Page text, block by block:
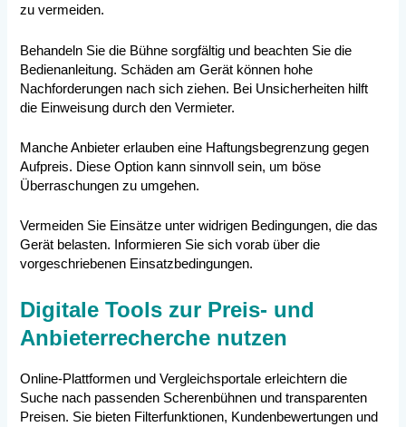
zu vermeiden.
Behandeln Sie die Bühne sorgfältig und beachten Sie die
Bedienanleitung. Schäden am Gerät können hohe
Nachforderungen nach sich ziehen. Bei Unsicherheiten hilft
die Einweisung durch den Vermieter.
Manche Anbieter erlauben eine Haftungsbegrenzung gegen
Aufpreis. Diese Option kann sinnvoll sein, um böse
Überraschungen zu umgehen.
Vermeiden Sie Einsätze unter widrigen Bedingungen, die das
Gerät belasten. Informieren Sie sich vorab über die
vorgeschriebenen Einsatzbedingungen.
Digitale Tools zur Preis- und
Anbieterrecherche nutzen
Online-Plattformen und Vergleichsportale erleichtern die
Suche nach passenden Scherenbühnen und transparenten
Preisen. Sie bieten Filterfunktionen, Kundenbewertungen und